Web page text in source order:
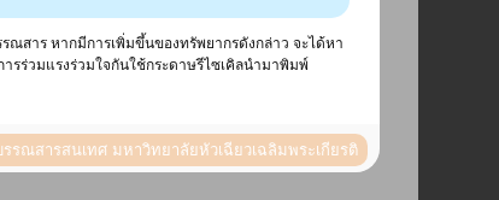
สาร หากมีการเพิ่มขึ้นของทรัพยากรดังกล่าว จะได้หา
ร่วมแรงร่วมใจกันใช้กระดาษรีไซเคิลนำมาพิมพ์
ณสารสนเทศ มหาวิทยาลัยหัวเฉียวเฉลิมพระเกียรติ